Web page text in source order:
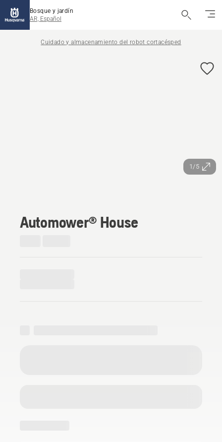
Bosque y jardín
AR, Español
Cuidado y almacenamiento del robot cortacésped
1/5
Automower® House